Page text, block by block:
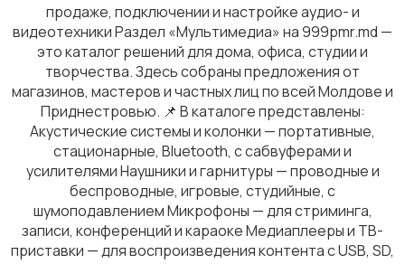
Мониторы
Компьютеры1
продаже, подключении и настройке аудио- и
видеотехники Раздел «Мультимедиа» на 999pmr.md —
это каталог решений для дома, офиса, студии и
творчества. Здесь собраны предложения от
магазинов, мастеров и частных лиц по всей Молдове и
Приднестровью. 📌 В каталоге представлены:
Акустические системы и колонки — портативные,
стационарные, Bluetooth, с сабвуферами и
усилителями Наушники и гарнитуры — проводные и
беспроводные, игровые, студийные, с
шумоподавлением Микрофоны — для стриминга,
записи, конференций и караоке Медиаплееры и ТВ-
приставки — для воспроизведения контента с USB, SD,